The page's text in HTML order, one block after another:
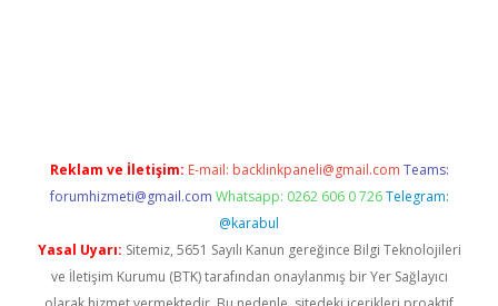
Reklam ve İletişim: E-mail: backlinkpaneli@gmail.com Teams:
forumhizmeti@gmail.com Whatsapp: 0262 606 0 726 Telegram:
@karabul
Yasal Uyarı: Sitemiz, 5651 Sayılı Kanun gereğince Bilgi Teknolojileri
ve İletişim Kurumu (BTK) tarafından onaylanmış bir Yer Sağlayıcı